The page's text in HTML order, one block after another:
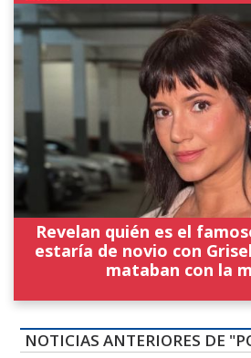
Revelan quién es el
estaría de novio con
mataban con la
NOTICIAS ANTERIORES DE